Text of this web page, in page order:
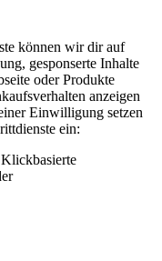
können wir dir auf
gesponserte Inhalte
oder Produkte
anzeigen
Einwilligung setzen
ein: